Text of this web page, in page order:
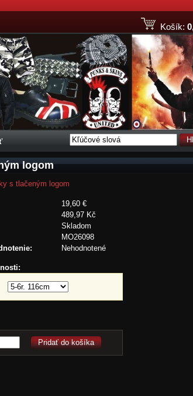
Košík:
logom
s tlačeným logom
19,60 €
489,97 Kč
Skladom
MO26098
Nehodnotené
Pridať do košíka